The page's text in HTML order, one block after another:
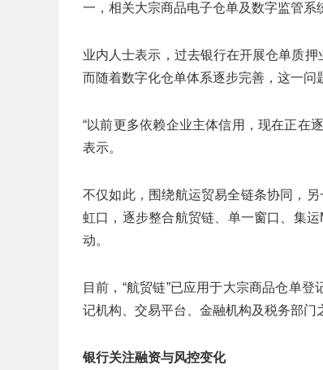
一，相关大宗商品电子仓单及数字监管系
业内人士表示，过去银行在开展仓单质
而随着数字化仓单体系逐步完善，这一问
“以前更多依赖企业主体信用，现在正在
表示。
不仅如此，围绕航运贸易全链条协同，
虹口，逐步整合航贸链、单一窗口、集
动。
目前，“航贸链”已应用于大宗商品仓单
记机构、交易平台、金融机构及税务部门
银行关注融资与风控变化